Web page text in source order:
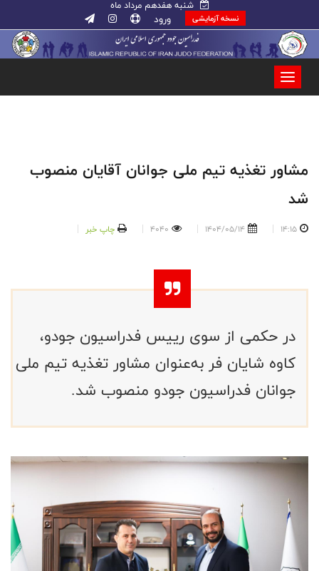
شنبه هفدهم مرداد ماه
نسخه آزمایشی ورود
مشاور تغذیه تیم ملی جوانان آقایان منصوب
شد
14:15
1404/05/14
4040 چاپ خبر
در حکمی از سوی رییس فدراسیون جودو،
کاوه شایان‌ فر به‌عنوان مشاور تغذیه تیم ملی
جوانان فدراسیون جودو منصوب شد.